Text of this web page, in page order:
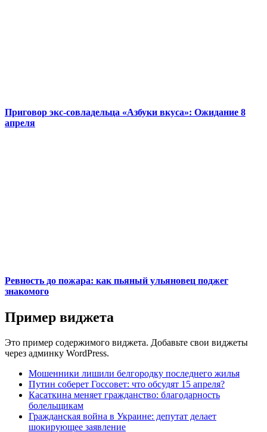
Приговор экс-совладельца «Азбуки вкуса»: Ожидание 8
апреля
Ревность до пожара: как пьяный ульяновец поджег
знакомого
Пример виджета
Это пример содержимого виджета. Добавьте свои виджеты
через админку WordPress.
Мошенники лишили белгородку последнего жилья
Путин соберет Госсовет: что обсудят 15 апреля?
Касаткина меняет гражданство: благодарность
болельщикам
Гражданская война в Украине: депутат делает
шокирующее заявление